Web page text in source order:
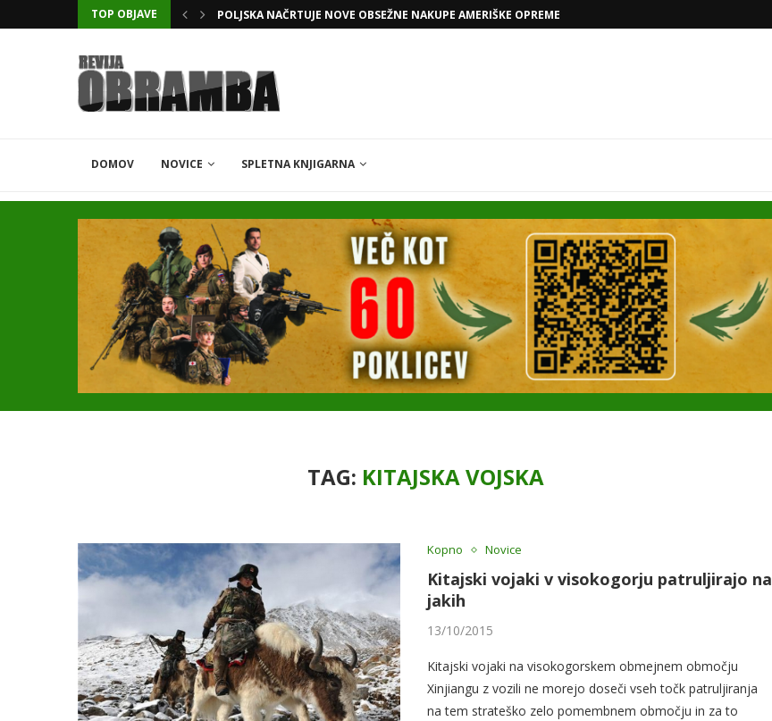
TOP OBJAVE POLJSKA NAČRTUJE NOVE OBSEŽNE NAKUPE AMERIŠKE OPREME
DOMOV NOVICE SPLETNA KNJIGARNA
TAG: KITAJSKA VOJSKA
Kopno Novice
Kitajski vojaki v visokogorju patruljirajo na
jakih
13/10/2015
Kitajski vojaki na visokogorskem obmejnem območju
Xinjiangu z vozili ne morejo doseči vseh točk patruljiranja
na tem strateško zelo pomembnem območju in za to